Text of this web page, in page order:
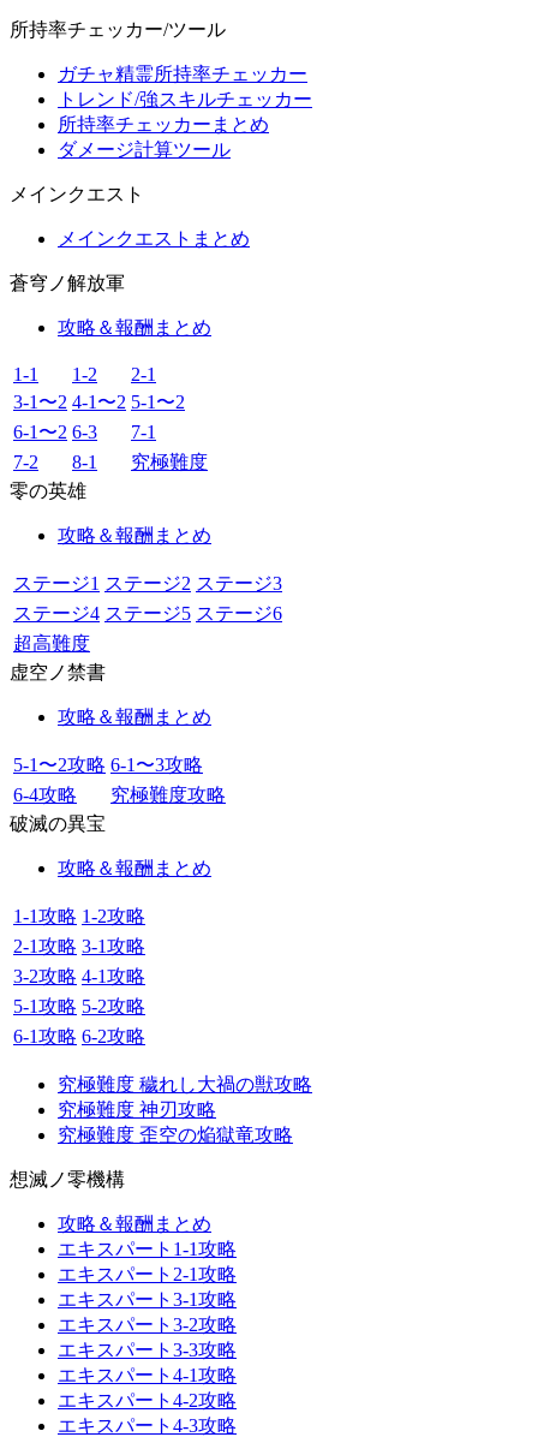
所持率チェッカー/ツール
ガチャ精霊所持率チェッカー
トレンド/強スキルチェッカー
所持率チェッカーまとめ
ダメージ計算ツール
メインクエスト
メインクエストまとめ
蒼穹ノ解放軍
攻略＆報酬まとめ
1-1 1-2
2-1
3-1〜2 4-1〜2 5-1〜2
6-1〜2 6-3
7-1
7-2
8-1
究極難度
零の英雄
攻略＆報酬まとめ
ステージ1 ステージ2 ステージ3
ステージ4 ステージ5 ステージ6
超高難度
虚空ノ禁書
攻略＆報酬まとめ
5-1〜2攻略 6-1〜3攻略
6-4攻略
究極難度攻略
破滅の異宝
攻略＆報酬まとめ
1-1攻略 1-2攻略
2-1攻略 3-1攻略
3-2攻略 4-1攻略
5-1攻略 5-2攻略
6-1攻略 6-2攻略
究極難度 穢れし大禍の獣攻略
究極難度 神刃攻略
究極難度 歪空の焔獄竜攻略
想滅ノ零機構
攻略＆報酬まとめ
エキスパート1-1攻略
エキスパート2-1攻略
エキスパート3-1攻略
エキスパート3-2攻略
エキスパート3-3攻略
エキスパート4-1攻略
エキスパート4-2攻略
エキスパート4-3攻略